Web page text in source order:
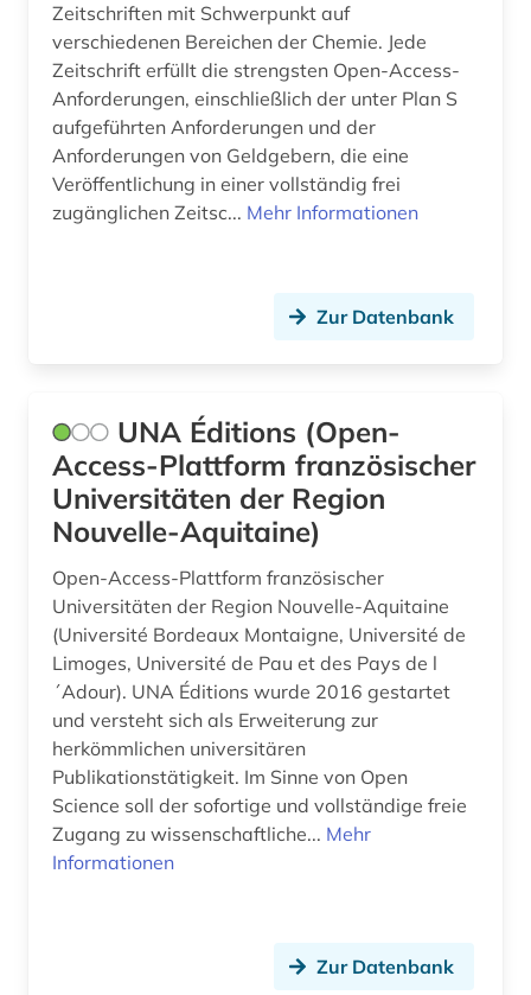
Zeitschriften mit Schwerpunkt auf
verschiedenen Bereichen der Chemie. Jede
Zeitschrift erfüllt die strengsten Open-Access-
Anforderungen, einschließlich der unter Plan S
aufgeführten Anforderungen und der
Anforderungen von Geldgebern, die eine
Veröffentlichung in einer vollständig frei
zugänglichen Zeitsc... Mehr Informationen
Zur Datenbank
UNA Éditions (Open-
Access-Plattform französischer
Universitäten der Region
Nouvelle-Aquitaine)
Open-Access-Plattform französischer
Universitäten der Region Nouvelle-Aquitaine
(Université Bordeaux Montaigne, Université de
Limoges, Université de Pau et des Pays de l
´Adour). UNA Éditions wurde 2016 gestartet
und versteht sich als Erweiterung zur
herkömmlichen universitären
Publikationstätigkeit. Im Sinne von Open
Science soll der sofortige und vollständige freie
Zugang zu wissenschaftliche... Mehr
Informationen
Zur Datenbank